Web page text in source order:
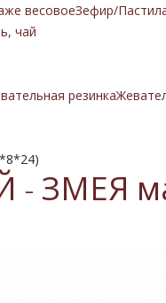
весовоеЗефир/
чай
резинка
ЗМЕЯ